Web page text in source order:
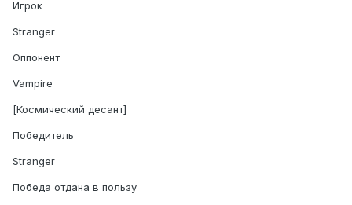
Игрок
Stranger
Оппонент
Vampire
[Космический десант]
Победитель
Stranger
Победа отдана в пользу